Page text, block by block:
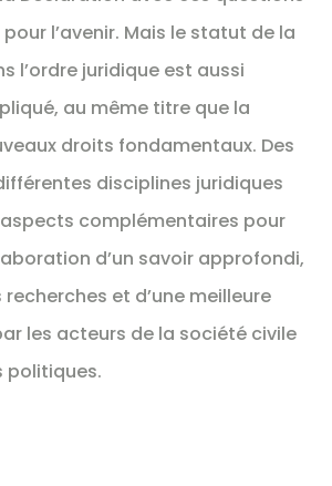
l’avenir. Mais le statut de la
l’ordre juridique est aussi
au même titre que la
droits fondamentaux. Des
disciplines juridiques
complémentaires pour
d’un savoir approfondi,
et d’une meilleure
les acteurs de la société civile
politiques.